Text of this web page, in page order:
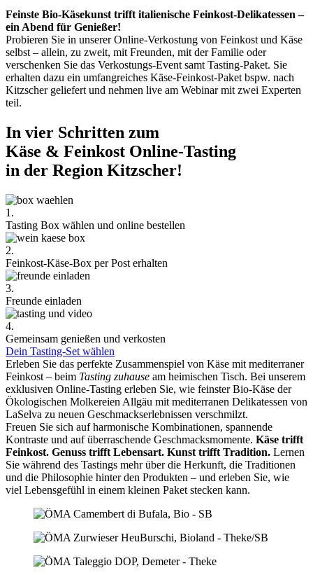
Feinste Bio-Käsekunst trifft italienische Feinkost-Delikatessen –
ein Abend für Genießer!
Probieren Sie in unserer Online-Verkostung von Feinkost und Käse
selbst – allein, zu zweit, mit Freunden, mit der Familie oder
verschenken Sie das Verkostungs-Event samt Tasting-Paket. Sie
erhalten dazu ein umfangreiches Käse-Feinkost-Paket bspw. nach
Kitzscher geliefert und nehmen live am Webinar mit zwei Experten
teil.
In vier Schritten zum
Käse & Feinkost Online-Tasting
in der Region Kitzscher!
1.
Tasting Box wählen und online bestellen
2.
Feinkost-Käse-Box per Post erhalten
3.
Freunde einladen
4.
Gemeinsam genießen und verkosten
Dein Tasting-Set wählen
Erleben Sie das perfekte Zusammenspiel von Käse mit mediterraner
Feinkost – beim Tasting zuhause am heimischen Tisch. Bei unserem
exklusiven Online-Tasting erleben Sie, wie feinster Bio-Käse der
Ökologischen Molkereien Allgäu mit mediterranen Delikatessen von
LaSelva zu neuen Geschmackserlebnissen verschmilzt.
Freuen Sie sich auf harmonische Kombinationen, spannende
Kontraste und auf überraschende Geschmacksmomente. Käse trifft
Feinkost. Genuss trifft Lebensart. Kunst trifft Tradition. Lernen
Sie während des Tastings mehr über die Herkunft, die Traditionen
und die Philosophie hinter den Produkten – und erleben Sie, wie
viel Lebensgefühl in einem kleinen Paket stecken kann.